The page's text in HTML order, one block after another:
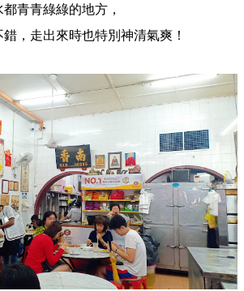
青青綠綠的地方，
，走出來時也特別神清氣爽！